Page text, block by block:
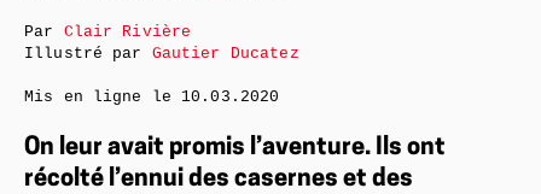
On leur avait promis l’aventure. Ils ont
récolté l’ennui des casernes et des
Par Clair Rivière
Illustré par Gautier Ducatez
Mis en ligne le 10.03.2020